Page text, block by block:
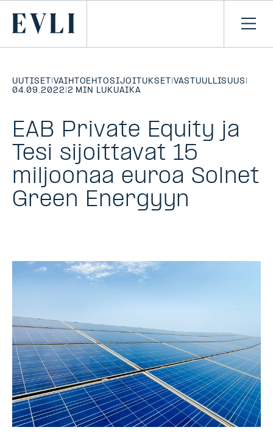
Primary
Avaa
UUTISET |VAIHTOEHTOSIJOITUKSET |VASTUULLISUUS |
04.09.2022 |2 MIN LUKUAIKA
EAB Private Equity ja
Tesi sijoittavat 15
miljoonaa euroa Solnet
Green Energyyn